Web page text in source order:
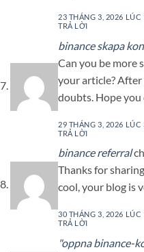
23 THÁNG 3, 2026
TRẢ LỜI
binance skapa
Can you be more
your article? After
doubts. Hope you
29 THÁNG 3, 2026 LÚC
TRẢ LỜI
binance referral
Thanks for
cool, your blog is
30 THÁNG 3, 2026
TRẢ LỜI
"oppna binance-